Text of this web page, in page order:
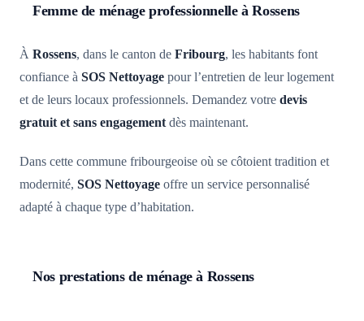
Femme de ménage professionnelle à Rossens
À Rossens, dans le canton de Fribourg, les habitants font
confiance à SOS Nettoyage pour l’entretien de leur logement
et de leurs locaux professionnels. Demandez votre devis
gratuit et sans engagementdès maintenant.
Dans cette commune fribourgeoise où se côtoient tradition et
modernité, SOS Nettoyage offre un service personnalisé
adapté à chaque type d’habitation.
Nos prestations de ménage à Rossens